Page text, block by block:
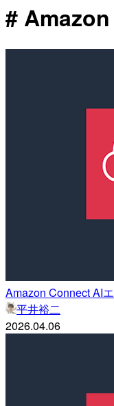
#
Amazon Connect AI
平井裕二
2026.04.06